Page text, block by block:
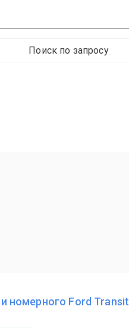
Поиск по запросу
номерного Ford Transit